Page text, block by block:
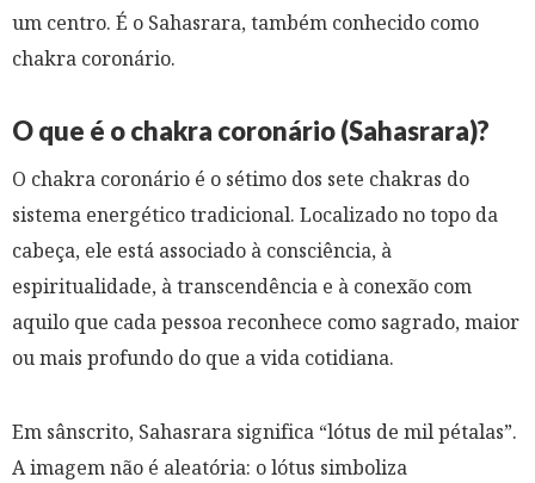
um centro. É o Sahasrara, também conhecido como
chakra coronário.
O que é o chakra coronário (Sahasrara)?
O chakra coronário é o sétimo dos sete chakras do
sistema energético tradicional. Localizado no topo da
cabeça, ele está associado à consciência, à
espiritualidade, à transcendência e à conexão com
aquilo que cada pessoa reconhece como sagrado, maior
ou mais profundo do que a vida cotidiana.
Em sânscrito, Sahasrara significa “lótus de mil pétalas”.
A imagem não é aleatória: o lótus simboliza